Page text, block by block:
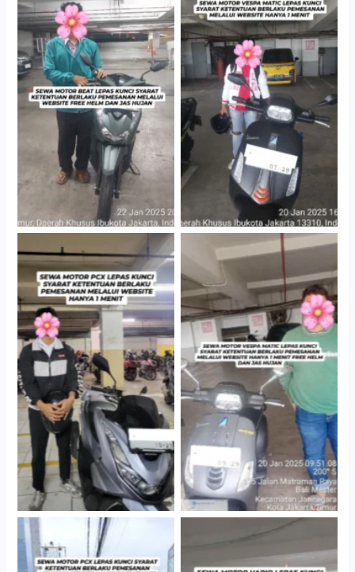
Cityplaza Jatinegara
Gedung Parkir P6A
Cityplaza Jatinegara
Gedung Parkir P6A
Hotel Kartika Chandra,
Jakarta Selatan
Cityplaza Jatinegara
Gedung Parkir P6A